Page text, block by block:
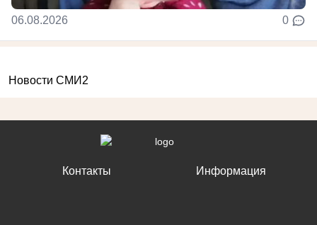
06.08.2026 0
Новости СМИ2
Контакты Информация